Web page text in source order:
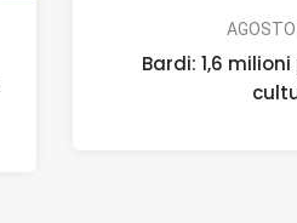
Bardi: 1,6